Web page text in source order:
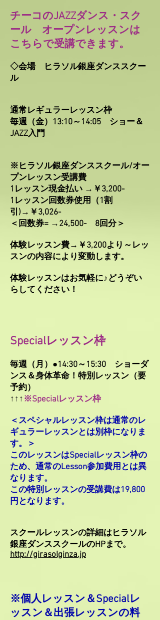
チーコのJAZZダンス・スク
ール オープンレッスンは
こちらで受講できます。
◇会場 ヒラソル銀座ダンススクー
ル
通常レギュラーレッスン枠
毎週（金）13:10～14:05 ショー＆
JAZZ入門
※ヒラソル銀座ダンススクール/オー
プンレッスン受講費
1レッスン現金払い →￥3,200-
1レッスン回数券使用（1割
引)→￥3,026-
＜回数券= →24,500- 8回分＞
体験レッスン費→￥3,200より～レッ
スンの内容により変動します。
体験レッスンはお気軽に♪どうぞい
らしてください！​
Specialレッスン枠
毎週（月）●14:30～15:30 ショーダ
ンス＆身体革命！特別レッスン（要
予約）
↑↑↑ ※Specialレッスン枠
＜スペシャルレッスン枠は通常のレ
ギュラーレッスンとは別枠になりま
す。＞
このレッスンはSpecialレッスン枠の
ため、通常のLesson参加費用とは異
なります。
この特別レッスンの受講費は19,800
円となります。
スクールレッスンの詳細はヒラソル
銀座ダンススクールのHPまで。
http://girasolginza.jp
​※個人レッスン＆Specialレ
ッスン＆出張レッスンの料